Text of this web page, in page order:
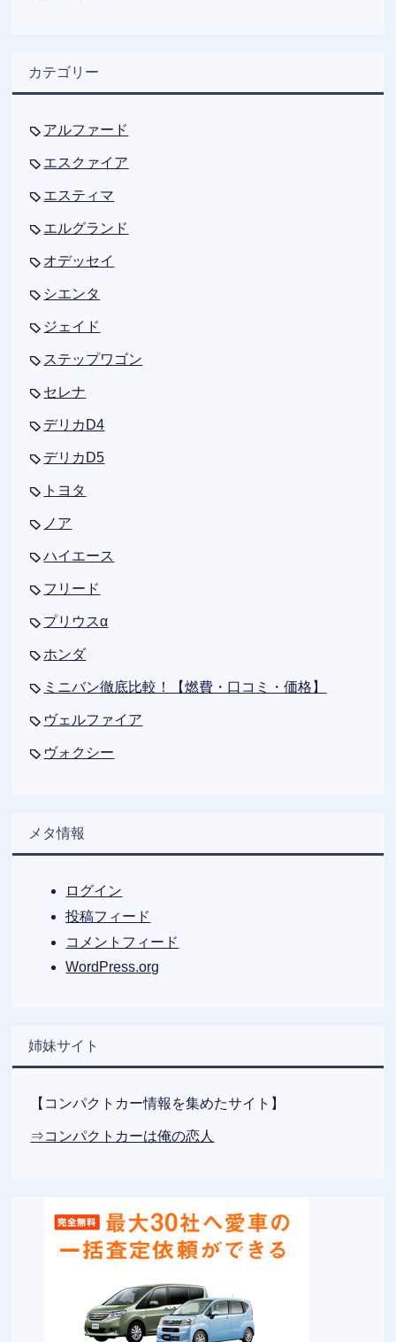
カテゴリー
アルファード
エスクァイア
エスティマ
エルグランド
オデッセイ
シエンタ
ジェイド
ステップワゴン
セレナ
デリカD4
デリカD5
トヨタ
ノア
ハイエース
フリード
プリウスα
ホンダ
ミニバン徹底比較！【燃費・口コミ・価格】
ヴェルファイア
ヴォクシー
メタ情報
ログイン
投稿フィード
コメントフィード
WordPress.org
姉妹サイト
【コンパクトカー情報を集めたサイト】
⇒コンパクトカーは俺の恋人